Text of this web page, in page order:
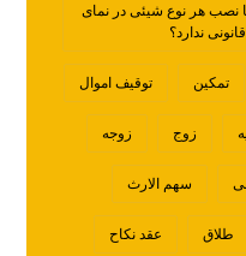
یا نصب هر نوع شیئی در نمای
ندارد؟
تمکین توقیف اموال
زوج زوجه
سهم الارث
طلاق عقد نکاح